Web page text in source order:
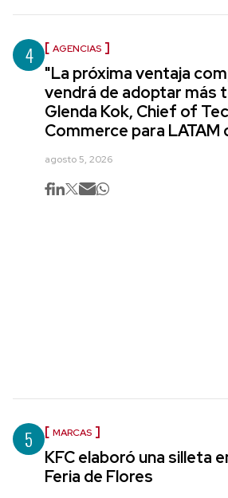
4 AGENCIAS
"La próxima ventaja
vendrá de adoptar más
Glenda Kok, Chief of
Commerce para LATAM
agosto 5, 2026
5 MARCAS
KFC elaboró una silleta
Feria de Flores